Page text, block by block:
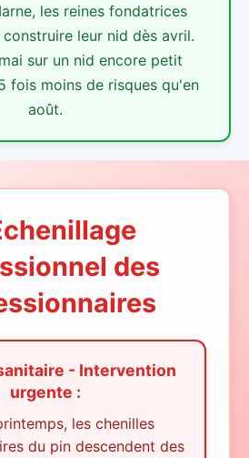
les reines fondatrices
leur nid dès avril.
sur un nid encore petit
fois moins de risques qu'en
août.
des
- Intervention
urgente :
les chenilles
du pin descendent des